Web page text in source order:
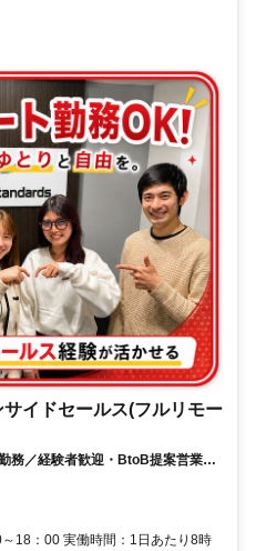
イドセールス(フルリモー
務／経験者歓迎・BtoB提案営業で
18：00 実働時間：1日あたり8時